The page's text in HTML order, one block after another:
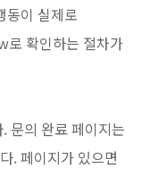
동이 실제로
확인하는 절차가
문의 완료 페이지는
. 페이지가 있으면